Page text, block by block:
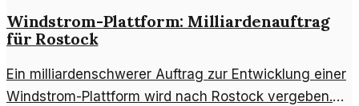
Wirtschaft belebt.
Windstrom-Plattform: Milliardenauftrag
für Rostock
Ein milliardenschwerer Auftrag zur Entwicklung einer
Windstrom-Plattform wird nach Rostock vergeben.